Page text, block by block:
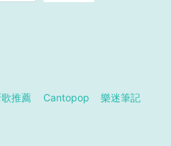
推薦 Cantopop 樂迷筆記